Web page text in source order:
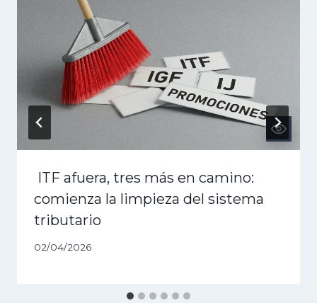
ITF afuera, tres más en camino:
comienza la limpieza del sistema
tributario
02/04/2026